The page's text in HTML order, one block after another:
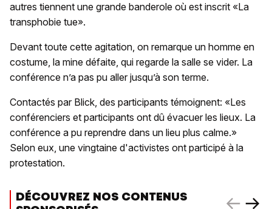
autres tiennent une grande banderole où est inscrit «La
transphobie tue».
Devant toute cette agitation, on remarque un homme en
costume, la mine défaite, qui regarde la salle se vider. La
conférence n’a pas pu aller jusqu’à son terme.
Contactés par Blick, des participants témoignent: «Les
conférenciers et participants ont dû évacuer les lieux. La
conférence a pu reprendre dans un lieu plus calme.»
Selon eux, une vingtaine d'activistes ont participé à la
protestation.
DÉCOUVREZ NOS CONTENUS